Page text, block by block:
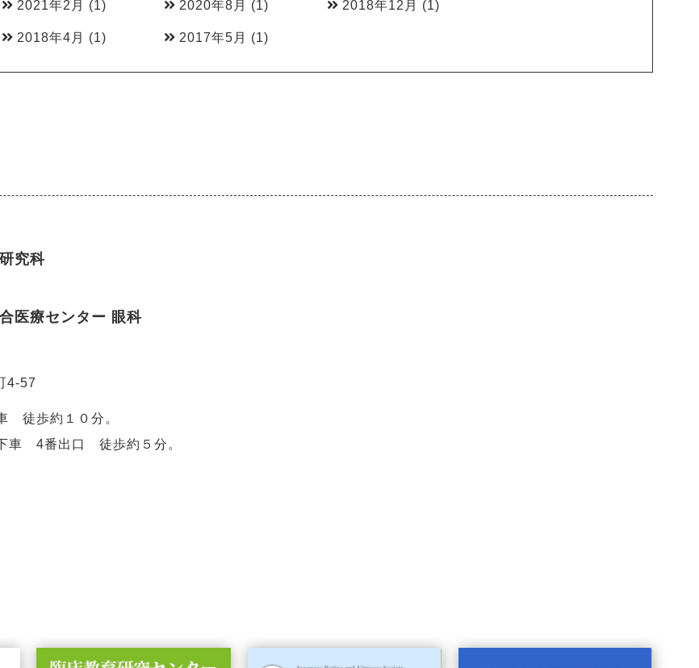
2021年2月 (1) 2020年8月 (1) 2018年12月 (1)
2018年4月 (1) 2017年5月 (1)
究科
医療センター 眼科
4-57
徒歩約１０分。
車 4番出口 徒歩約５分。